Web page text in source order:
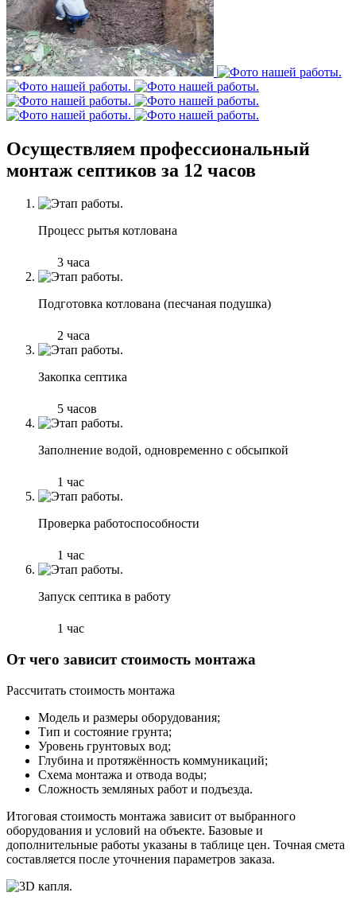
Осуществляем профессиональный
монтаж септиков за 12 часов
Процесс рытья котлована
3 часа
Подготовка котлована (песчаная подушка)
2 часа
Закопка септика
5 часов
Заполнение водой, одновременно с обсыпкой
1 час
Проверка работоспособности
1 час
Запуск септика в работу
1 час
От чего зависит стоимость монтажа
Рассчитать стоимость монтажа
Модель и размеры оборудования;
Тип и состояние грунта;
Уровень грунтовых вод;
Глубина и протяжённость коммуникаций;
Схема монтажа и отвода воды;
Сложность земляных работ и подъезда.
Итоговая стоимость монтажа зависит от выбранного
оборудования и условий на объекте. Базовые и
дополнительные работы указаны в таблице цен. Точная смета
составляется после уточнения параметров заказа.